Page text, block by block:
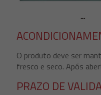
O produto deve ser
fresco e seco. Após
PRAZO DE